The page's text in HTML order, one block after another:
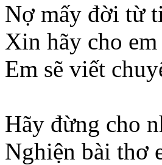
Nợ mấy đời từ
Xin hãy cho
Em sẽ viết
Hãy đừng cho
Nghiện bài thơ